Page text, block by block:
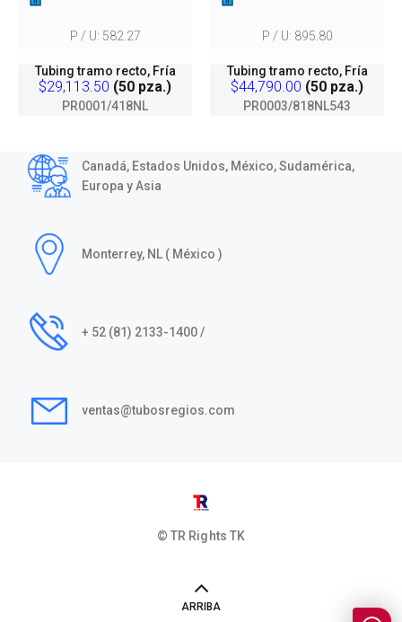
P / U: 582.27
Tubing tramo recto, Fría
$29,113.50 (50 pza.)
PR0001/418NL
P / U: 895.80
Tubing tramo recto, Fría
$44,790.00 (50 pza.)
PR0003/818NL543
Canadá, Estados Unidos, México, Sudamérica,
Europa y Asia
Monterrey, NL ( México )
+ 52 (81) 2133-1400 /
ventas@tubosregios.com
© TR RightsTK
ARRIBA